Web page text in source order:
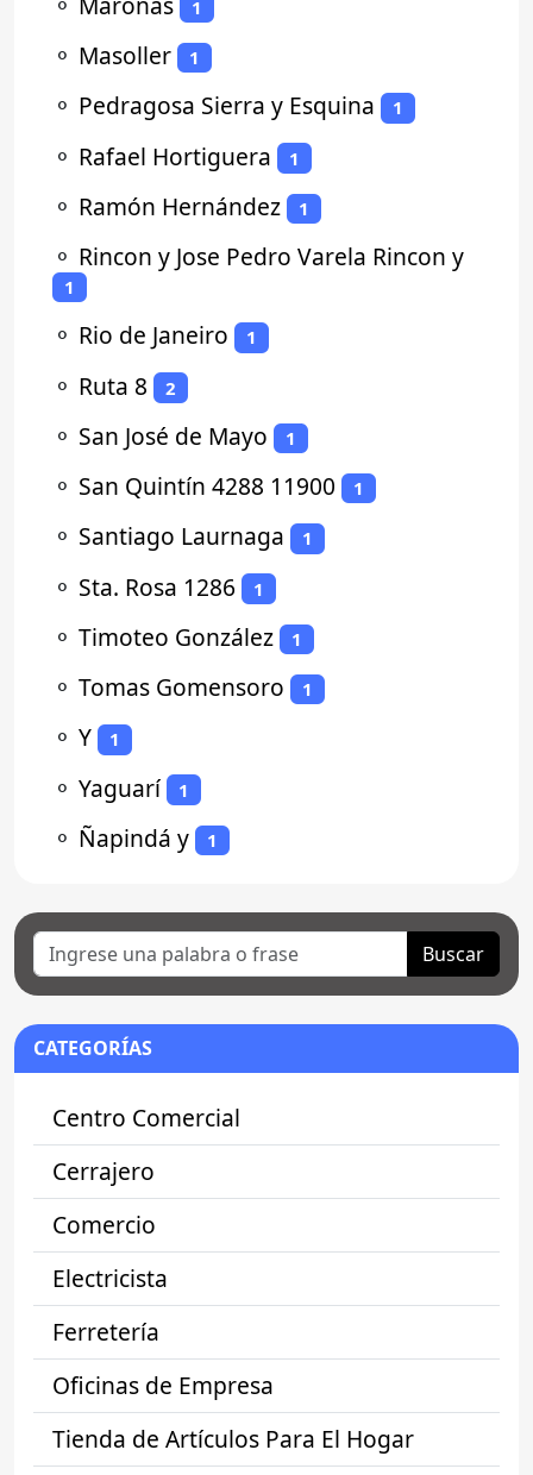
1
⚬ Masoller 1
⚬ Pedragosa Sierra y Esquina 1
⚬ Rafael Hortiguera 1
⚬ Ramón Hernández 1
⚬ Rincon y Jose Pedro Varela Rincon y
1
⚬ Rio de Janeiro 1
⚬ Ruta 8 2
⚬ San José de Mayo 1
⚬ San Quintín 4288 11900 1
⚬ Santiago Laurnaga 1
⚬ Sta. Rosa 1286 1
⚬ Timoteo González 1
⚬ Tomas Gomensoro 1
⚬ Y 1
⚬ Yaguarí 1
⚬ Ñapindá y 1
Buscar
CATEGORÍAS
Centro Comercial
Cerrajero
Comercio
Electricista
Ferretería
Oficinas de Empresa
Tienda de Artículos Para El Hogar